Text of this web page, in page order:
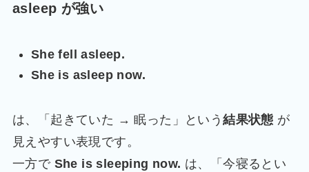
asleep が強い
She fell asleep.
She is asleep now.
は、「起きていた → 眠った」という結果状態 が
見えやすい表現です。
一方で She is sleeping now. は、「今寝るとい